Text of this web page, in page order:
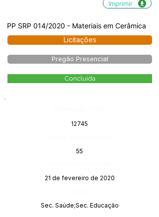
Imprimir
PP SRP 014/2020 - Materiais em Cerâmica
Licitações
Pregão Presencial
Concluída
12745
55
21 de fevereiro de 2020
Sec. Saúde;Sec. Educação